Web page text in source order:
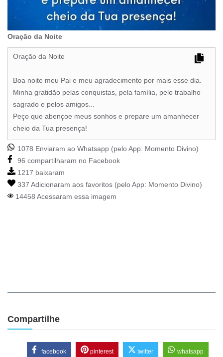
Oração da Noite
Oração da Noite
Boa noite meu Pai e meu agradecimento por mais esse dia.
Minha gratidão pelas conquistas, pela família, pelo trabalho
sagrado e pelos amigos...
Peço que abençoe meus sonhos e prepare um amanhecer
cheio da Tua presença!
1078 Enviaram ao Whatsapp (pelo App: Momento Divino)
96 compartilharam no Facebook
1217 baixaram
337 Adicionaram aos favoritos (pelo App: Momento Divino)
14458 Acessaram essa imagem
Compartilhe
facebook pinterest twitter whatsapp